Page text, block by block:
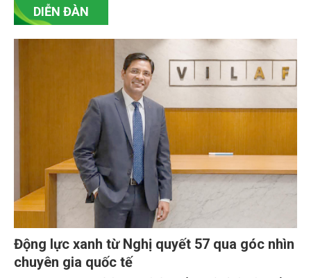
tính nhân văn sâu sắc của chế độ xã hội chủ nghĩa.
DIỄN ĐÀN
Động lực xanh từ Nghị quyết 57 qua góc nhìn
chuyên gia quốc tế